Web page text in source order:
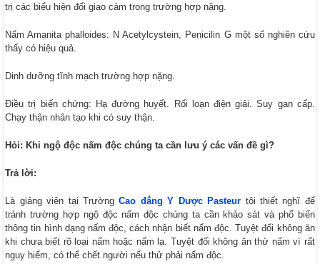
trị các biểu hiện đối giao cảm trong trường hợp nặng.
Nấm Amanita phalloides: N Acetylcystein, Penicilin G một số nghiên cứu
thấy có hiệu quả.
Dinh dưỡng tĩnh mạch trường hợp nặng.
Điều trị biến chứng: Hạ đường huyết. Rối loạn điện giải. Suy gan cấp.
Chạy thận nhân tạo khi có suy thận.
Hỏi: Khi ngộ độc nấm độc chúng ta cần lưu ý các vấn đề gì?
Trả lời:
Là giảng viên tại Trường Cao đẳng Y Dược Pasteur tôi thiết nghĩ để
tránh trường hợp ngộ độc nấm độc chúng ta cần khảo sát và phổ biến
thông tin hình dạng nấm độc, cách nhận biết nấm độc. Tuyệt đối không ăn
khi chưa biết rõ loại nấm hoặc nấm lạ. Tuyệt đối không ăn thử nấm vì rất
nguy hiểm, có thể chết người nếu thử phải nấm độc.